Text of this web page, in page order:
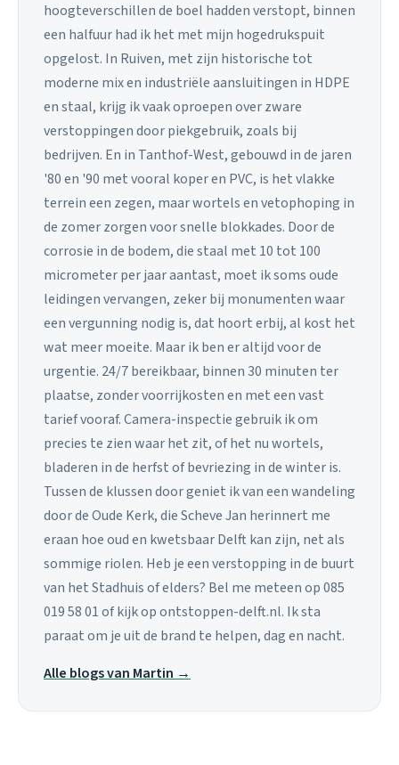
hoogteverschillen de boel hadden verstopt, binnen
een halfuur had ik het met mijn hogedrukspuit
opgelost. In Ruiven, met zijn historische tot
moderne mix en industriële aansluitingen in HDPE
en staal, krijg ik vaak oproepen over zware
verstoppingen door piekgebruik, zoals bij
bedrijven. En in Tanthof-West, gebouwd in de jaren
'80 en '90 met vooral koper en PVC, is het vlakke
terrein een zegen, maar wortels en vetophoping in
de zomer zorgen voor snelle blokkades. Door de
corrosie in de bodem, die staal met 10 tot 100
micrometer per jaar aantast, moet ik soms oude
leidingen vervangen, zeker bij monumenten waar
een vergunning nodig is, dat hoort erbij, al kost het
wat meer moeite. Maar ik ben er altijd voor de
urgentie. 24/7 bereikbaar, binnen 30 minuten ter
plaatse, zonder voorrijkosten en met een vast
tarief vooraf. Camera-inspectie gebruik ik om
precies te zien waar het zit, of het nu wortels,
bladeren in de herfst of bevriezing in de winter is.
Tussen de klussen door geniet ik van een wandeling
door de Oude Kerk, die Scheve Jan herinnert me
eraan hoe oud en kwetsbaar Delft kan zijn, net als
sommige riolen. Heb je een verstopping in de buurt
van het Stadhuis of elders? Bel me meteen op 085
019 58 01 of kijk op ontstoppen-delft.nl. Ik sta
paraat om je uit de brand te helpen, dag en nacht.
Alle blogs van Martin →